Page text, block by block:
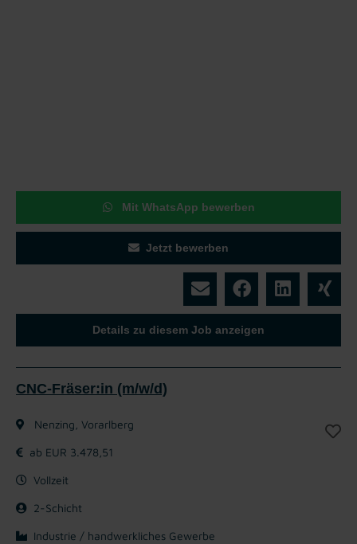
Mit WhatsApp bewerben
Jetzt bewerben
Details zu diesem Job anzeigen
CNC-Fräser:in (m/w/d)
Nenzing, Vorarlberg
ab EUR 3.478,51
Vollzeit
2-Schicht
Industrie / handwerkliches Gewerbe